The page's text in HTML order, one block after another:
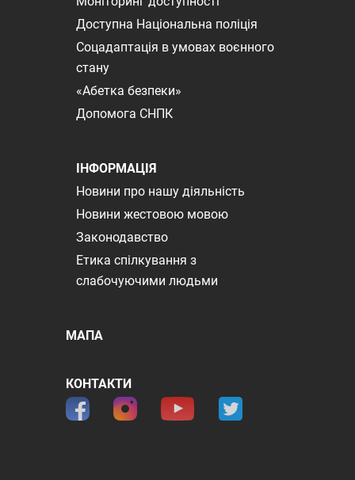
Доступна Національна поліція
Соцадаптація в умовах воєнного
стану
«Абетка безпеки»
Допомога СНПК
ІНФОРМАЦІЯ
Новини про нашу діяльність
Новини жестовою мовою
Законодавство
Етика спілкування з
слабочуючими людьми
МАПА
КОНТАКТИ